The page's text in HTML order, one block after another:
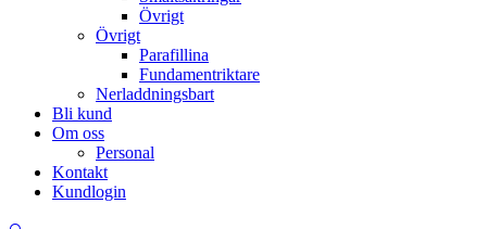
Övrigt
Övrigt
Parafillina
Fundamentriktare
Nerladdningsbart
Bli kund
Om oss
Personal
Kontakt
Kundlogin